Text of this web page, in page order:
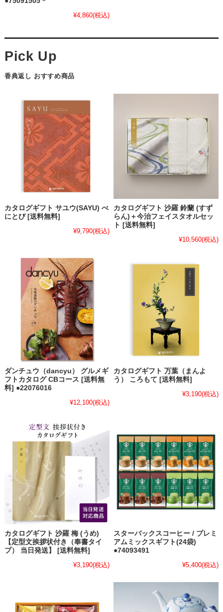
¥4,860(税込)
香典返し おすすめ商品
カタログギフト サユウ(SAYU) べ
にとび [送料無料]
¥9,790(税込)
カタログギフト 沙羅 鈴蘭 (すず
らん)＋今治フェイスタオルセッ
ト [送料無料]
¥10,560(税込)
ダンチュウ（dancyu） グルメギ
フトカタログ CBコース [送料無
料] ●22076016
¥12,100(税込)
カタログギフト 万葉（まんよ
う） ころもて [送料無料]
¥3,190(税込)
カタログギフト 沙羅 梅 (うめ)
【定型文挨拶状付き（奉書タイ
プ） 当日発送】 [送料無料]
¥3,190(税込)
スターバックスコーヒー / プレミ
アムミックスギフト(24袋)
●74093491
¥5,400(税込)